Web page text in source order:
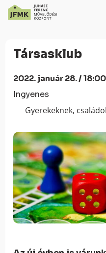
Content
navigációhoz
Társasklub
2022. január 28. /
Ingyenes
Gyerekeknek,